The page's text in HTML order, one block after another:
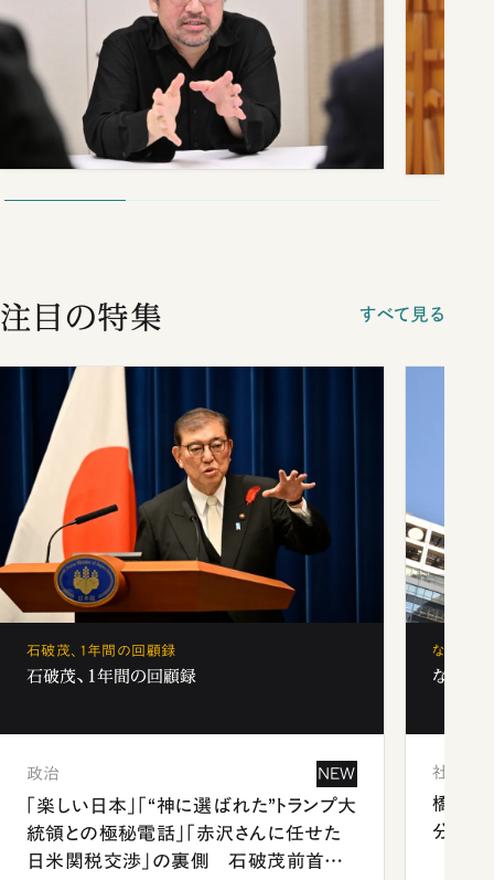
注目の特集 すべて見る
石破茂、1年間の回顧録
石破茂、1年間の回顧録
政治 NEW
「楽しい日本」「“神に選ばれた”トランプ大
統領との極秘電話」「赤沢さんに任せた
日米関税交渉」の裏側 石破茂前首相
なぜ「フ
なぜ「
社会
橋本愛
分 佐